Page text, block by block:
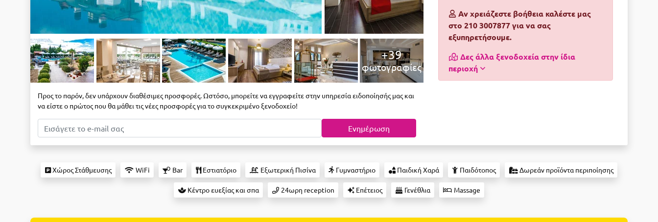
+39
φωτογραφίες
Προς το παρόν, δεν υπάρχουν διαθέσιμες προσφορές. Ωστόσο, μπορείτε να εγγραφείτε στην υπηρεσία ειδοποίησής μας και
να είστε ο πρώτος που θα μάθει τις νέες προσφορές για το συγκεκριμένο ξενοδοχείο!
Ενημέρωση
Αν χρειάζεστε βοήθεια καλέστε μας
στο 210 3007877 για να σας
εξυπηρετήσουμε.
Δες άλλα ξενοδοχεία στην ίδια
περιοχή
Χώρος Στάθμευσης WiFi Bar Εστιατόριο Εξωτερική Πισίνα Γυμναστήριο Παιδική Χαρά Παιδότοπος Δωρεάν προϊόντα περιποίησης
Κέντρο ευεξίας και σπα 24ωρη reception Επέτειος Γενέθλια Massage